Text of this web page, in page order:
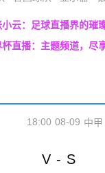
云：足球直播界的璀
直播：主题频道，尽
08-09
18:00 中甲
V - S